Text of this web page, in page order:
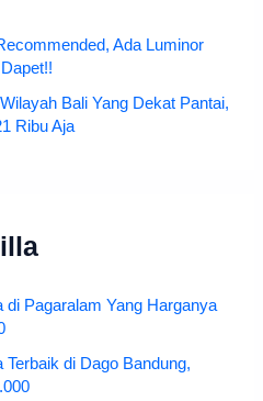
Ada Luminor
Bali Yang Dekat Pantai,
Ribu Aja
di Pagaralam Yang Harganya
di Dago Bandung,